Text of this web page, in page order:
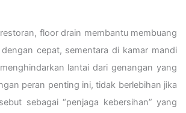
floor drain membantu membuang
cepat, sementara di kamar mandi
lantai dari genangan yang
peran penting ini, tidak berlebihan jika
sebagai “penjaga kebersihan” yang